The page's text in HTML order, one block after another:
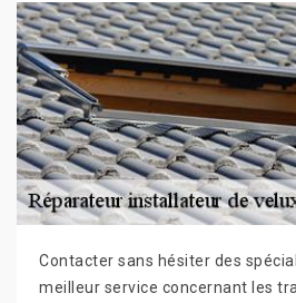
Contacter sans hésiter des
meilleur service concernant les